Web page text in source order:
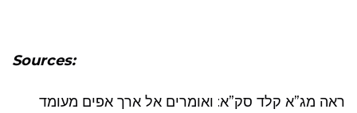
Sources:
ראה מג”א קלד סק”א: ואומרים אל ארך אפים מעומד